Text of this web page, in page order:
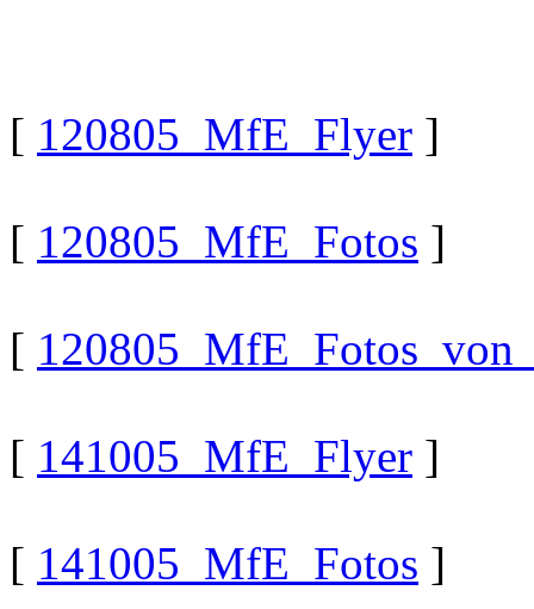
[ 120805_MfE_Flyer ]
[ 120805_MfE_Fotos ]
[
[ 141005_MfE_Flyer ]
[ 141005_MfE_Fotos ]